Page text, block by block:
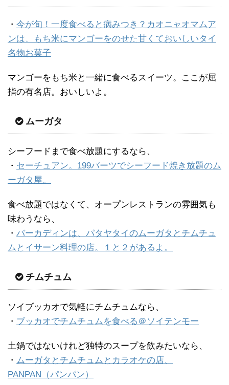
・ 今が旬！一度食べると病みつき？カオニャオマムア
ンは、もち米にマンゴーをのせた甘くておいしいタイ
名物お菓子
マンゴーをもち米と一緒に食べるスイーツ。ここが屈
指の有名店。おいしいよ。
ムーガタ
シーフードまで食べ放題にするなら、
・ セーチュアン。199バーツでシーフード焼き放題のム
ーガタ屋。
食べ放題ではなくて、オープンレストランの雰囲気も
味わうなら、
・ バーカディンは、パタヤタイのムーガタとチムチュ
ムとイサーン料理の店。１と２があるよ。
チムチュム
ソイブッカオで気軽にチムチュムなら、
・ ブッカオでチムチュムを食べる＠ソイテンモー
土鍋ではないけれど独特のスープを飲みたいなら、
・ ムーガタとチムチュムとカラオケの店、
PANPAN（パンパン）